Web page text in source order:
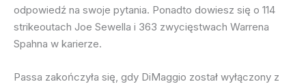
odpowiedź na swoje pytania. Ponadto dowiesz się o 114
strikeoutach Joe Sewella i 363 zwycięstwach Warrena
Spahna w karierze.
Passa zakończyła się, gdy DiMaggio został wyłączony z